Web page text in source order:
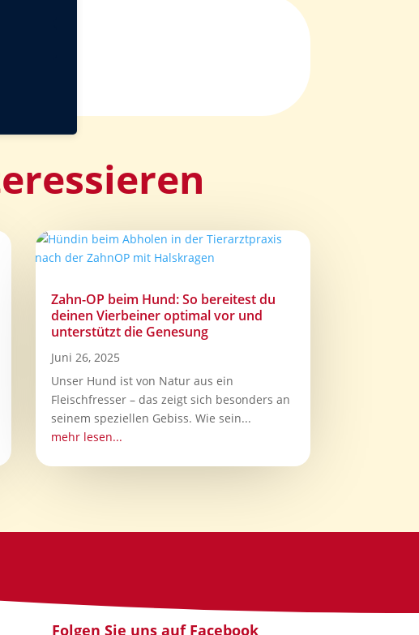
Zahn-OP beim Hund: So bereitest du
deinen Vierbeiner optimal vor und
unterstützt die Genesung
Juni 26, 2025
Unser Hund ist von Natur aus ein
Fleischfresser – das zeigt sich besonders an
seinem speziellen Gebiss. Wie sein...
mehr lesen...
Folgen Sie uns auf Facebook